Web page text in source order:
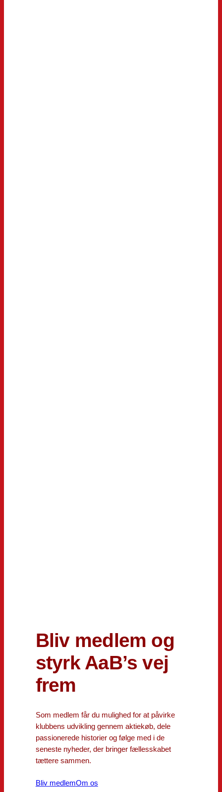
Bliv medlem og
styrk AaB’s vej
frem
Som medlem får du mulighed for at påvirke
klubbens udvikling gennem aktiekøb, dele
passionerede historier og følge med i de
seneste nyheder, der bringer fællesskabet
tættere sammen.
Bliv medlemOm os